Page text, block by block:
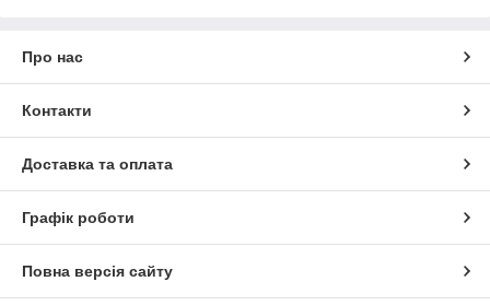
Про нас
Контакти
Доставка та оплата
Графік роботи
Повна версія сайту